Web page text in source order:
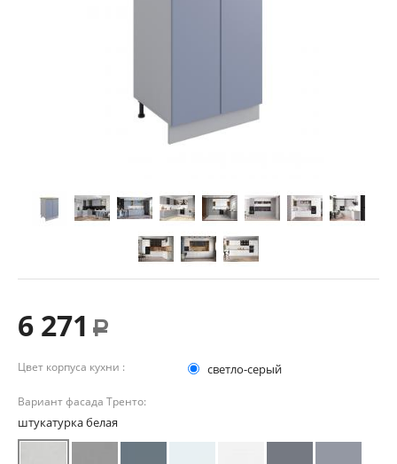
6 271 Р
Цвет корпуса кухни : светло-серый
Вариант фасада Тренто:
штукатурка белая